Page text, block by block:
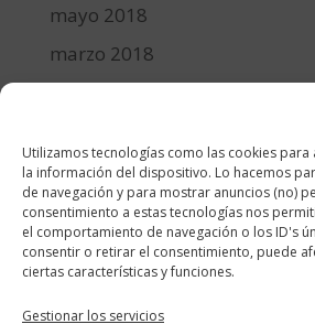
Utilizamos tecnologías como las cookies para
la información del dispositivo. Lo hacemos
de navegación y para mostrar anuncios (no)
consentimiento a estas tecnologías nos
el comportamiento de navegación o los ID's
consentir o retirar el consentimiento, puede
ciertas características y funciones.
Gestionar los servicios
mayo 2018
marzo 2018
diciembre 2017
Categorías
cocina y recetas
general